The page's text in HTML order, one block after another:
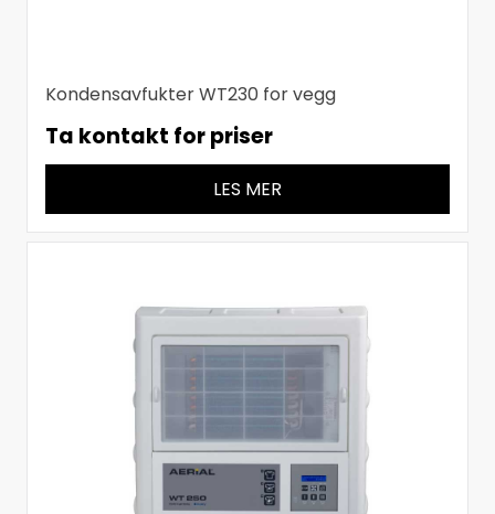
Kondensavfukter WT230 for vegg
Ta kontakt for priser
LES MER